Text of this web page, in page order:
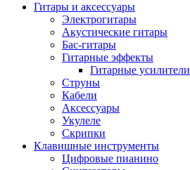
Гитары и аксессуары
Электрогитары
Акустические гитары
Бас-гитары
Гитарные эффекты
Гитарные усилители
Струны
Кабели
Аксессуары
Укулеле
Скрипки
Клавишные инструменты
Цифровые пианино